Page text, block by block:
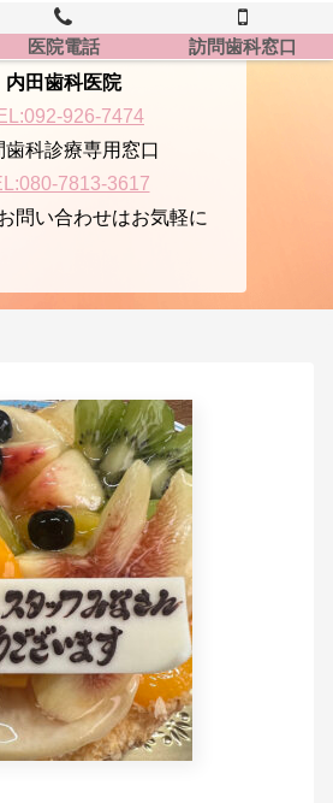
内田歯科医院
926-7474
歯科診療専用窓口
7813-3617
問い合わせはお気軽に
医院電話 訪問歯科窓口